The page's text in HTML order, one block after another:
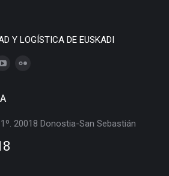
Y LOGÍSTICA DE EUSKADI
opens
in
window
in
20018 Donostia-San Sebastián